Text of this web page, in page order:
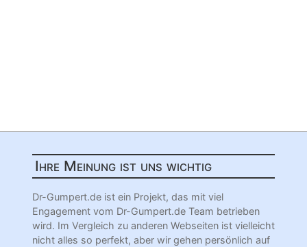
Ihre Meinung ist uns wichtig
Dr-Gumpert.de ist ein Projekt, das mit viel
Engagement vom Dr-Gumpert.de Team betrieben
wird. Im Vergleich zu anderen Webseiten ist vielleicht
nicht alles so perfekt, aber wir gehen persönlich auf